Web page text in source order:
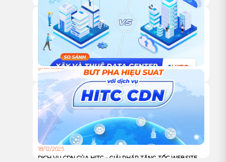
HỘI NGHỊ KHÁCH HÀNG HITC 2025 – VỮNG BƯỚC ĐỒNG
HÀNH, VƯƠN XA CÙNG HẠ TẦNG XANH
18/12/2025
TỰ XÂY HAY THUÊ TRUNG TÂM DỮ LIỆU: ĐÂU LÀ LỰA
CHỌN TỐI ƯU CHO DOANH NGHIỆP?
18/12/2025
DỊCH VỤ CDN CỦA HITC – GIẢI PHÁP TĂNG TỐC WEBSITE